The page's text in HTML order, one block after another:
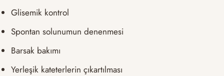
Glisemik kontrol
Spontan solunumun denenmesi
Barsak bakımı
Yerleşik kateterlerin çıkartılması